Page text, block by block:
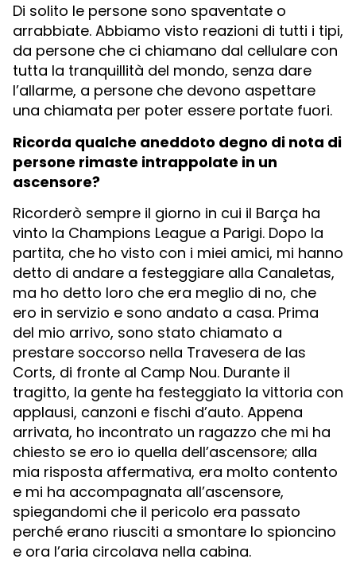
Di solito le persone sono spaventate o
arrabbiate. Abbiamo visto reazioni di tutti i tipi,
da persone che ci chiamano dal cellulare con
tutta la tranquillità del mondo, senza dare
l’allarme, a persone che devono aspettare
una chiamata per poter essere portate fuori.
Ricorda qualche aneddoto degno di nota di
persone rimaste intrappolate in un
ascensore?
Ricorderò sempre il giorno in cui il Barça ha
vinto la Champions League a Parigi. Dopo la
partita, che ho visto con i miei amici, mi hanno
detto di andare a festeggiare alla Canaletas,
ma ho detto loro che era meglio di no, che
ero in servizio e sono andato a casa. Prima
del mio arrivo, sono stato chiamato a
prestare soccorso nella Travesera de las
Corts, di fronte al Camp Nou. Durante il
tragitto, la gente ha festeggiato la vittoria con
applausi, canzoni e fischi d’auto. Appena
arrivata, ho incontrato un ragazzo che mi ha
chiesto se ero io quella dell’ascensore; alla
mia risposta affermativa, era molto contento
e mi ha accompagnata all’ascensore,
spiegandomi che il pericolo era passato
perché erano riusciti a smontare lo spioncino
e ora l’aria circolava nella cabina.